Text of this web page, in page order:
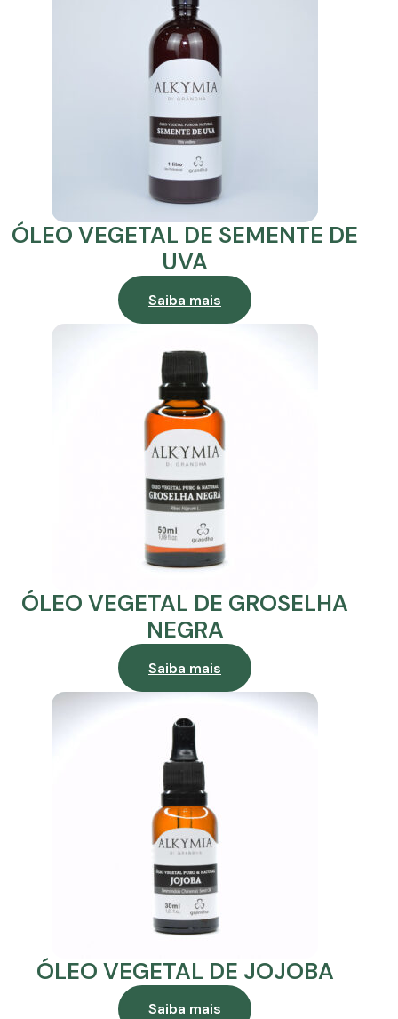
ÓLEO VEGETAL DE SEMENTE DE
UVA
Saiba mais
ÓLEO VEGETAL DE GROSELHA
NEGRA
Saiba mais
ÓLEO VEGETAL DE JOJOBA
Saiba mais